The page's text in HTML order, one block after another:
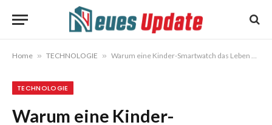
Home » TECHNOLOGIE » Warum eine Kinder-Smartwatch das Leben von Eltern erleichtert
TECHNOLOGIE
Warum eine Kinder-